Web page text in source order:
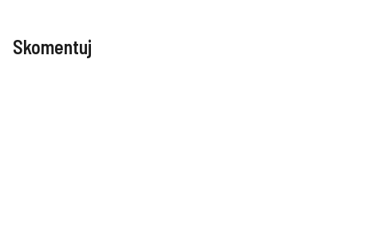
Skomentuj